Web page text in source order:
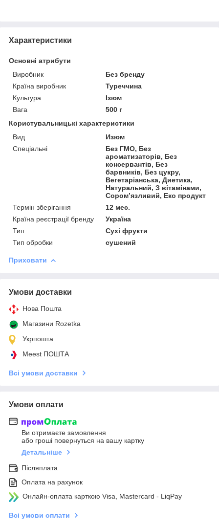
Характеристики
Основні атрибути
Виробник
Без бренду
Країна виробник
Туреччина
Культура
Ізюм
Вага
500 г
Користувальницькі характеристики
Вид
Изюм
Спеціальні
Без ГМО, Без
ароматизаторів, Без
консервантів, Без
барвників, Без цукру,
Вегетаріанська, Диетика,
Натуральний, З вітамінами,
Сором’язливий, Еко продукт
Термін зберігання
12 мес.
Країна реєстрації бренду
Україна
Тип
Сухі фрукти
Тип обробки
сушений
Приховати
Умови доставки
Нова Пошта
Магазини Rozetka
Укрпошта
Meest ПОШТА
Всі умови доставки
Умови оплати
Ви отримаєте замовлення
або гроші повернуться на вашу картку
Детальніше
Післяплата
Оплата на рахунок
Онлайн-оплата карткою Visa, Mastercard - LiqPay
Всі умови оплати